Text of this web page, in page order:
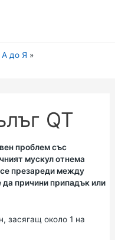
А до Я
QT
проблем със
мускул отнема
презареди между
причини припадък или
засягащ около 1 на